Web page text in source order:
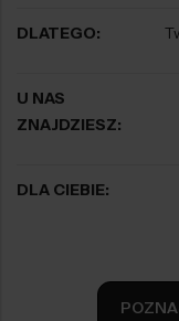
DLATEGO:
U NAS
ZNAJDZIESZ:
DLA CIEBIE: